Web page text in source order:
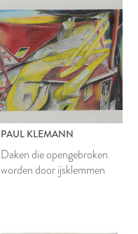
PAUL KLEMANN
Daken die opengebroken
worden door ijsklemmen